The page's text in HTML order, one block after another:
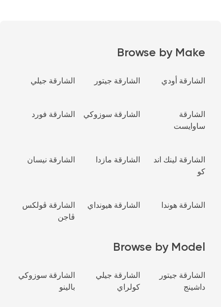
Browse by Make
الشارقة أودي الشارقة جيتور الشارقة جيلي
الشارقة
ساوايست
الشارقة سوزوكي الشارقة فورد
الشارقة لينك اند
كو
الشارقة مازدا الشارقة نيسان
الشارقة هوندا الشارقة هيونداي
الشارقة ڤولكس
ڤاجن
Browse by Model
الشارقة جيتور
داشينج
الشارقة جيلي
كولراي
الشارقة سوزوكي
بالينو